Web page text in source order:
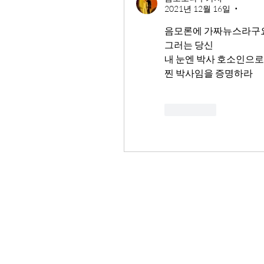
2021년 12월 16일
•
음모론에 가짜뉴스라구
그러는 당신
내 눈엔 박사 호소인으
찐 박사임을 증명하라